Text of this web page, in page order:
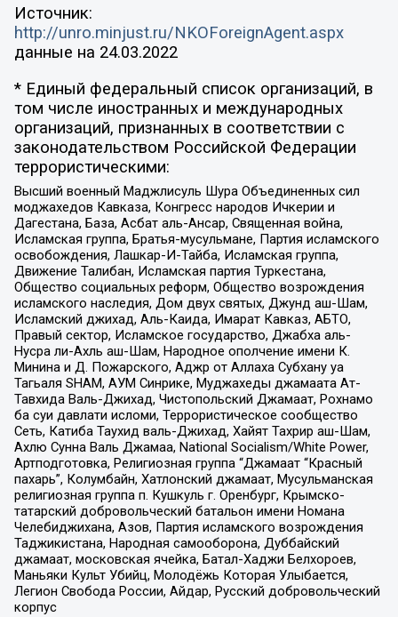
Источник:
http://unro.minjust.ru/NKOForeignAgent.aspx
данные на 24.03.2022
* Единый федеральный список организаций, в
том числе иностранных и международных
организаций, признанных в соответствии с
законодательством Российской Федерации
террористическими:
Высший военный Маджлисуль Шура Объединенных сил
моджахедов Кавказа, Конгресс народов Ичкерии и
Дагестана, База, Асбат аль-Ансар, Священная война,
Исламская группа, Братья-мусульмане, Партия исламского
освобождения, Лашкар-И-Тайба, Исламская группа,
Движение Талибан, Исламская партия Туркестана,
Общество социальных реформ, Общество возрождения
исламского наследия, Дом двух святых, Джунд аш-Шам,
Исламский джихад, Аль-Каида, Имарат Кавказ, АБТО,
Правый сектор, Исламское государство, Джабха аль-
Нусра ли-Ахль аш-Шам, Народное ополчение имени К.
Минина и Д. Пожарского, Аджр от Аллаха Субхану уа
Тагьаля SHAM, АУМ Синрике, Муджахеды джамаата Ат-
Тавхида Валь-Джихад, Чистопольский Джамаат, Рохнамо
ба суи давлати исломи, Террористическое сообщество
Сеть, Катиба Таухид валь-Джихад, Хайят Тахрир аш-Шам,
Ахлю Сунна Валь Джамаа, National Socialism/White Power,
Артподготовка, Религиозная группа “Джамаат “Красный
пахарь”, Колумбайн, Хатлонский джамаат, Мусульманская
религиозная группа п. Кушкуль г. Оренбург, Крымско-
татарский добровольческий батальон имени Номана
Челебиджихана, Азов, Партия исламского возрождения
Таджикистана, Народная самооборона, Дуббайский
джамаат, московская ячейка, Батал-Хаджи Белхороев,
Маньяки Культ Убийц, Молодёжь Которая Улыбается,
Легион Свобода России, Айдар, Русский добровольческий
корпус